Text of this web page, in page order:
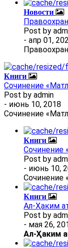
Новости
Post by
- апр 01,
Книги
Сочинение
Post by admin
- июнь 10, 2018
Сочинение
Книги
Сочинение
Post by
- июнь 10,
Сочинение
Книги
Ал-Ҳаким
Post by
- мая 26,
Ал-Ҳаким